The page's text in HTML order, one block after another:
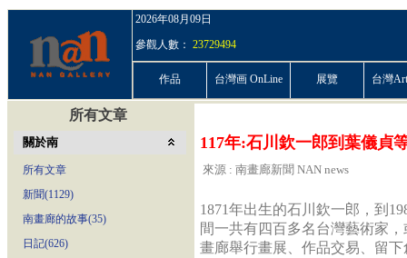
2026年08月09日
參觀人數： 23729494
作品 台灣画 OnLine 展覽 台灣
所有文章
關於南
所有文章
新聞(1129)
南畫廊的故事(35)
日記(626)
117年:石川欽一郎到葉儀貞
來源 : 南畫廊新聞 NAN news
1871年出生的石川欽一郎，到
間一共有四百多名台灣藝術家
畫廊舉行畫展、作品交易、留